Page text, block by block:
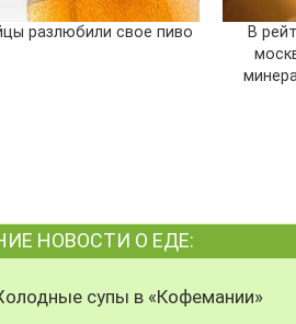
разлюбили свое пиво
В
НОВОСТИ О ЕДЕ:
супы в «Кофемании»